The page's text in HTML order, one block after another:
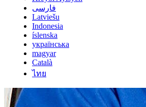
فارسی
Latviešu
Indonesia
íslenska
українська
magyar
Català
ไทย